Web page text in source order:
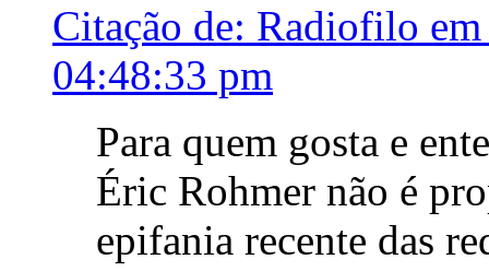
Citação de: Radiofilo
04:48:33 pm
Para quem gosta e
Éric Rohmer não é
epifania recente das